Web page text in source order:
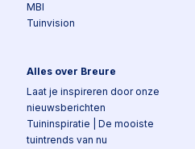
MBI
Tuinvision
Alles over Breure
Laat je inspireren door onze
nieuwsberichten
Tuininspiratie | De mooiste
tuintrends van nu